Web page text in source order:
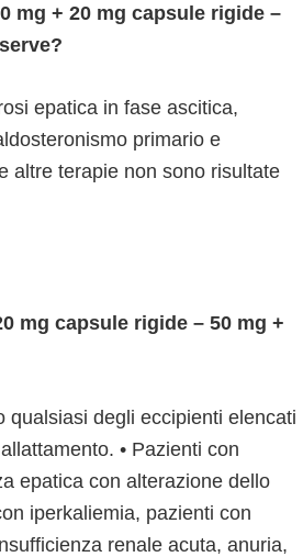
mg + 20 mg capsule rigide –
epatica in fase ascitica,
primario e
altre terapie non sono risultate
mg capsule rigide – 50 mg +
qualsiasi degli eccipienti elencati
• Pazienti con
epatica con alterazione dello
iperkaliemia, pazienti con
renale acuta, anuria,